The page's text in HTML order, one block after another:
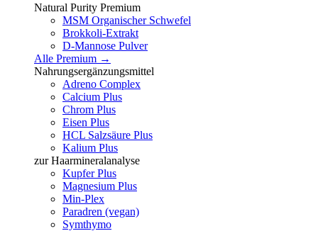
Natural Purity Premium
MSM Organischer Schwefel
Brokkoli-Extrakt
D-Mannose Pulver
Alle Premium →
Nahrungsergänzungsmittel
Adreno Complex
Calcium Plus
Chrom Plus
Eisen Plus
HCL Salzsäure Plus
Kalium Plus
zur Haarmineralanalyse
Kupfer Plus
Magnesium Plus
Min-Plex
Paradren (vegan)
Symthymo